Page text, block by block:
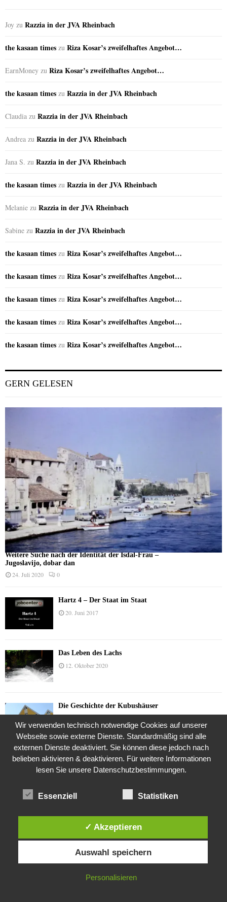
Joy zu Razzia in der JVA Rheinbach
the kasaan times zu Riza Kosar’s zweifelhaftes Angebot…
EarnMoney zu Riza Kosar’s zweifelhaftes Angebot…
the kasaan times zu Razzia in der JVA Rheinbach
Claudia zu Razzia in der JVA Rheinbach
Andrea zu Razzia in der JVA Rheinbach
Jana S. zu Razzia in der JVA Rheinbach
the kasaan times zu Razzia in der JVA Rheinbach
Melanie zu Razzia in der JVA Rheinbach
Sabine zu Razzia in der JVA Rheinbach
the kasaan times zu Riza Kosar’s zweifelhaftes Angebot…
the kasaan times zu Riza Kosar’s zweifelhaftes Angebot…
the kasaan times zu Riza Kosar’s zweifelhaftes Angebot…
the kasaan times zu Riza Kosar’s zweifelhaftes Angebot…
the kasaan times zu Riza Kosar’s zweifelhaftes Angebot…
GERN GELESEN
Weitere Suche nach der Identität der Isdal-Frau –
Jugoslavijo, dobar dan
24. Juli 2020 0
Hartz 4 – Der Staat im Staat
20. Juni 2017
Das Leben des Lachs
12. Oktober 2020
Die Geschichte der Kubushäuser
Was ist denn das? -Mars „SOL 735“ Rover Curiosity
24. November 2015
3. November 2019
Die Straße radikalisiert jeden Tag ein Stückchen
Diese Website verwendet Cookies. Durch die weitere Nutzung dieser
Website stimmst du der Verwendung von Cookies zu.
IN ORDNUNG
Wir verwenden technisch notwendige Cookies auf unserer
Webseite sowie externe Dienste. Standardmäßig sind alle
externen Dienste deaktiviert. Sie können diese jedoch nach
belieben aktivieren & deaktivieren. Für weitere Informationen
lesen Sie unsere Datenschutzbestimmungen.
Essenziell Statistiken
✓ Akzeptieren
Auswahl speichern
Personalisieren